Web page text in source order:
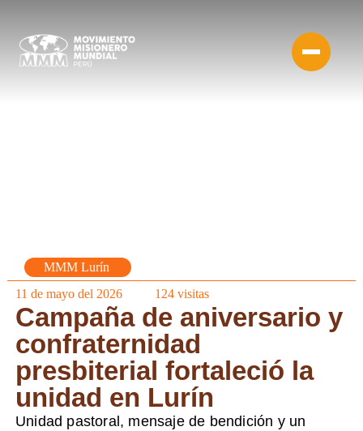
MMM Lurín
11 de mayo del 2026
124visitas
Campaña de aniversario y
confraternidad
presbiterial fortaleció la
unidad en Lurín
Unidad pastoral, mensaje de bendición y un